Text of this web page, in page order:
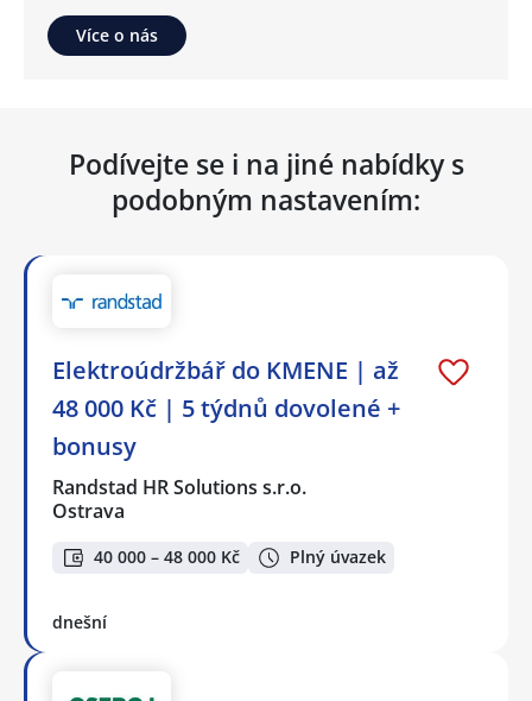
Více o nás
Podívejte se i na jiné nabídky s
podobným nastavením:
Elektroúdržbář do KMENE | až
48 000 Kč | 5 týdnů dovolené +
bonusy
Randstad HR Solutions s.r.o.
Ostrava
40 000 – 48 000 Kč Plný úvazek
dnešní